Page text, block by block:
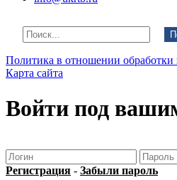
Политика в отношении
Карта сайта
Войти под
Регистрация - Забыли пароль